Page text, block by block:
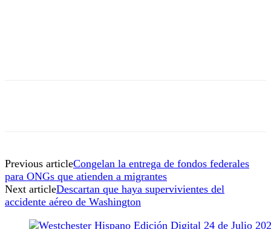
Previous articleCongelan la entrega de fondos federales
para ONGs que atienden a migrantes
Next articleDescartan que haya supervivientes del
accidente aéreo de Washington